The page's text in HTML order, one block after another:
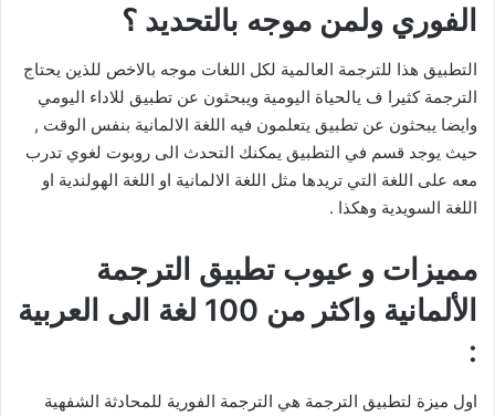
الفوري ولمن موجه بالتحديد ؟
التطبيق هذا للترجمة العالمية لكل اللغات موجه بالاخص للذين يحتاج
الترجمة كثيرا ف يالحياة اليومية ويبحثون عن تطبيق للاداء اليومي
وايضا يبحثون عن تطبيق يتعلمون فيه اللغة الالمانية بنفس الوقت ,
حيث يوجد قسم في التطبيق يمكنك التحدث الى روبوت لغوي تدرب
معه على اللغة التي تريدها مثل اللغة الالمانية او اللغة الهولندية او
اللغة السويدية وهكذا .
مميزات و عيوب تطبيق الترجمة
الألمانية واكثر من 100 لغة الى العربية
:
اول ميزة لتطبيق الترجمة هي الترجمة الفورية للمحادثة الشفهية